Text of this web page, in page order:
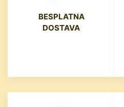
BESPLATNA
DOSTAVA